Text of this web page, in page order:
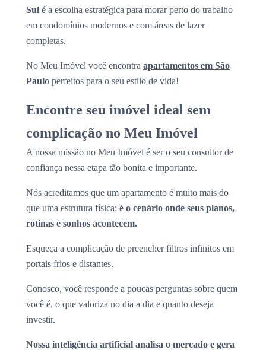
Sul é a escolha estratégica para morar perto do trabalho
em condomínios modernos e com áreas de lazer
completas.
No Meu Imóvel você encontra apartamentos em São
Paulo perfeitos para o seu estilo de vida!
Encontre seu imóvel ideal sem
complicação no Meu Imóvel
A nossa missão no Meu Imóvel é ser o seu consultor de
confiança nessa etapa tão bonita e importante.
Nós acreditamos que um apartamento é muito mais do
que uma estrutura física: é o cenário onde seus planos,
rotinas e sonhos acontecem.
Esqueça a complicação de preencher filtros infinitos em
portais frios e distantes.
Conosco, você responde a poucas perguntas sobre quem
você é, o que valoriza no dia a dia e quanto deseja
investir.
Nossa inteligência artificial analisa o mercado e gera